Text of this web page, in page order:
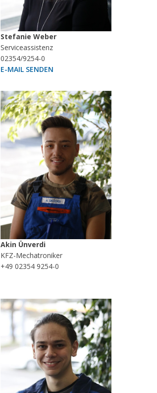
Stefanie Weber
Serviceassistenz
02354/9254-0
E-MAIL SENDEN
Akin Ünverdi
KFZ-Mechatroniker
+49 02354 9254-0